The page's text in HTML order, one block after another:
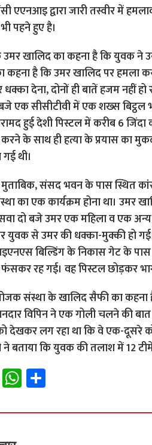
एएनआइ द्वारा जारी तस्वीर में
पहने हुए है।
उमर खालिद का कहना है कि युवक
कहना है कि उमर खालिद पर हमला
देना, दोनों ही बातें हजम नहीं हो
एक सीसीटीवी में एक शख्स बिट्ठल
हुई देशी पिस्टल में करीब 6
के साथ ही हत्या के प्रयास का
थी।
संसद भवन के पास स्थित
का एक कार्यक्रम होना था। उमर
दो बजे उमर एक महिला व एक
युवक से उमर की धक्का-मुक्की हो
बिल्डिंग के निकास गेट के पास
फंसकर रह गई। वह पिस्टल छोड़कर
संस्था के खालिद सैफी का कहना
विपिन ने एक गोली चलने की बात
देखकर लग रहा था कि वे एक-दूसरे
बताया कि युवक की तलाश में 12
W
h
at
S
h
ar